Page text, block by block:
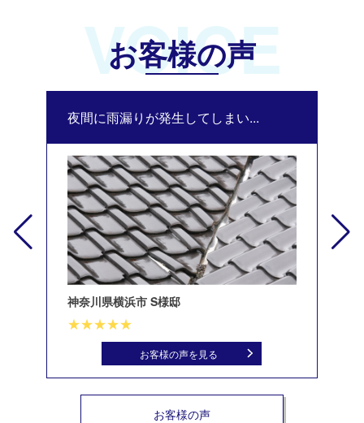
VOICE
お客様の声
夜間に雨漏りが発生してしまい...
神奈川県横浜市 S様邸
お客様の声を見る
お客様の声